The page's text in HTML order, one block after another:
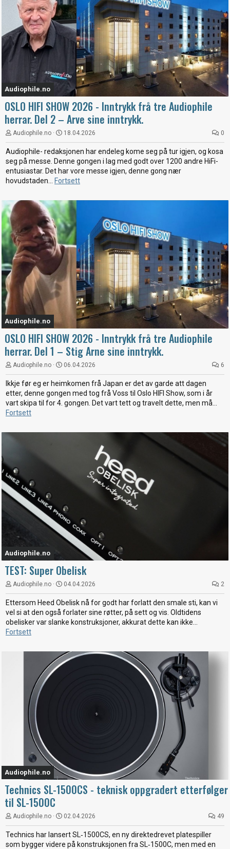
Audiophile.no
OSLO HIFI SHOW 2026 - Inntrykk frå tre Audiophile
herrar. Del 2 – Arve sine inntrykk.
Audiophile.no 18.04.2026 0
Audiophile- redaksjonen har endeleg kome seg på tur igjen, og kosa
seg på messe. Denne gongen i lag med godt over 1200 andre HiFi-
entusiastar. Det har vore messe igjen, denne gong nær
hovudstaden...
Fortsett
Audiophile.no
OSLO HIFI SHOW 2026 - Inntrykk frå tre Audiophile
herrar. Del 1 – Stig Arne sine inntrykk.
Audiophile.no 06.04.2026 6
Ikkje før eg er heimkomen frå Japan er det av garde att dagen
etter, denne gongen med tog frå Voss til Oslo HIFI Show, som i år
vart skipa til for 4. gongen. Det vart tett og travelt dette, men må...
Fortsett
Audiophile.no
TEST: Super Obelisk
Audiophile.no 04.04.2026 2
Ettersom Heed Obelisk nå for godt har forlatt den smale sti, kan vi
vel si at den også forlater sine røtter, på sett og vis. Oldtidens
obelisker var slanke konstruksjoner, akkurat dette kan ikke...
Fortsett
Audiophile.no
Technics SL-1500CS - teknisk oppgradert etterfølger
til SL-1500C
Audiophile.no 02.04.2026 49
Technics har lansert SL‑1500CS, en ny direktedrevet platespiller
som bygger videre på konstruksjonen fra SL‑1500C, men med en